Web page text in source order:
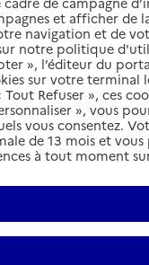
et afficher de
navigation et de
notre politique
», l’éditeur du
sur votre terminal
Refuser », ces
», vous
vous consentez.
de 13 mois et
à tout moment